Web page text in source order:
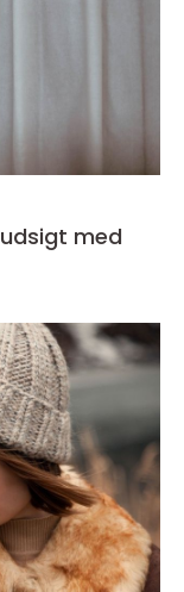
med